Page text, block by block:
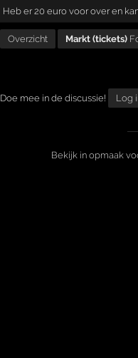
Heb er 20 euro voor over en
Overzicht Markt (tickets)
Doe mee in de discussie! Log
Bekijk in opmaak